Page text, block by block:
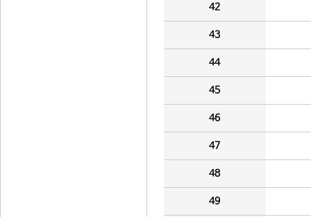
42
43
44
45
46
47
48
49